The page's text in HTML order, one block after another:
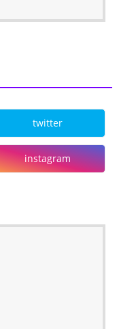
twitter
instagram